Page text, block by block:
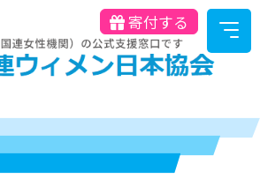
寄付する